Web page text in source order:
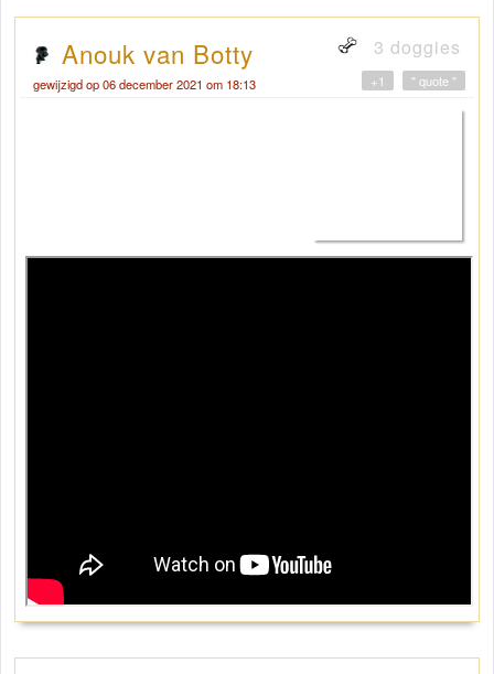
Anouk van Botty 3 doggies
gewijzigd op 06 december 2021 om 18:13 " quote "
+1